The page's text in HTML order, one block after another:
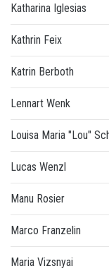
Katharina Iglesias
Kathrin Feix
Katrin Berboth
Lennart Wenk
Louisa Maria "Lou"
Lucas Wenzl
Manu Rosier
Marco Franzelin
Maria Vizsnyai